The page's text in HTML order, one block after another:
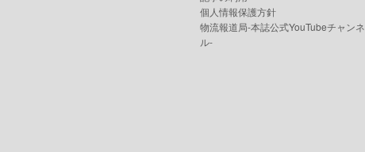
個人情報保護方針
物流報道局-本誌公式YouTubeチャンネ
ル-